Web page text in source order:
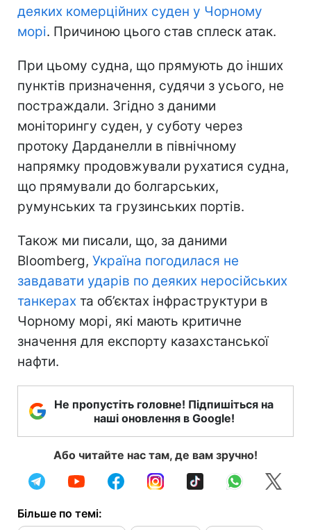
деяких комерційних суден у Чорному
морі. Причиною цього став сплеск атак.
При цьому судна, що прямують до інших
пунктів призначення, судячи з усього, не
постраждали. Згідно з даними
моніторингу суден, у суботу через
протоку Дарданелли в північному
напрямку продовжували рухатися судна,
що прямували до болгарських,
румунських та грузинських портів.
Також ми писали, що, за даними
Bloomberg, Україна погодилася не
завдавати ударів по деяких неросійських
танкерах та об’єктах інфраструктури в
Чорному морі, які мають критичне
значення для експорту казахстанської
нафти.
Не пропустіть головне! Підпишіться на
наші оновлення в Google!
Або читайте нас там, де вам зручно!
Більше по темі: